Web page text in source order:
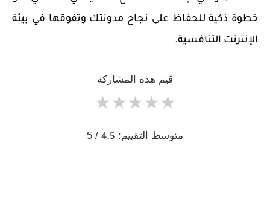
خطوة ذكية للحفاظ على نجاح مدونتك وتفوقها في بيئة
الإنترنت التنافسية.
قيم هذه المشاركة
★
★
★
★
★
متوسط التقييم: 4.5
/ 5